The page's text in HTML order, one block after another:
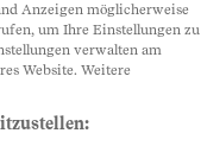
Anzeigen möglicherweise
um Ihre Einstellungen zu
verwalten am
Website. Weitere